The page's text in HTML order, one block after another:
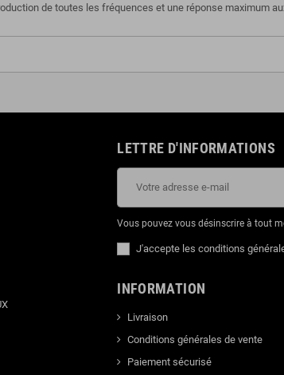
de toutes les fréquences et une réponse maximum
LETTRE D'INFORMATIONS
Vous pouvez vous désinscrire à tout
J'accepte les conditions
INFORMATION
Livraison
Conditions générales de vente
Paiement sécurisé